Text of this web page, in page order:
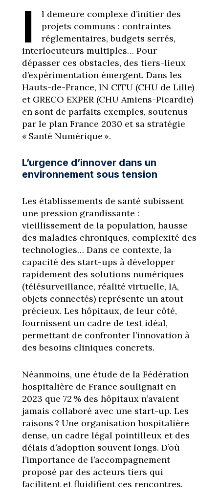
I
l demeure complexe d’initier des
projets communs : contraintes
réglementaires, budgets serrés,
interlocuteurs multiples… Pour
dépasser ces obstacles, des tiers-lieux
d’expérimentation émergent. Dans les
Hauts-de-France, IN CITU (CHU de Lille)
et GRECO EXPER (CHU Amiens-Picardie)
en sont de parfaits exemples, soutenus
par le plan France 2030 et sa stratégie
« Santé Numérique ».
L’urgence d’innover dans un
environnement sous tension
Les établissements de santé subissent
une pression grandissante :
vieillissement de la population, hausse
des maladies chroniques, complexité des
technologies… Dans ce contexte, la
capacité des start-ups à développer
rapidement des solutions numériques
(télésurveillance, réalité virtuelle, IA,
objets connectés) représente un atout
précieux. Les hôpitaux, de leur côté,
fournissent un cadre de test idéal,
permettant de confronter l’innovation à
des besoins cliniques concrets.
Néanmoins, une étude de la Fédération
hospitalière de France soulignait en
2023 que 72 % des hôpitaux n’avaient
jamais collaboré avec une start-up. Les
raisons ? Une organisation hospitalière
dense, un cadre légal pointilleux et des
délais d’adoption souvent longs. D’où
l’importance de l’accompagnement
proposé par des acteurs tiers qui
facilitent et fluidifient ces rencontres.